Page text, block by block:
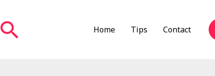
Zoeken Home Tips Contact